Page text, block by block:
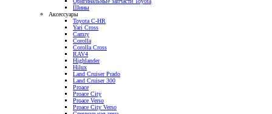
Шины
Аксессуары
Toyota C-HR
Yari Cross
Camry
Corolla
Corolla Cross
RAV4
Highlander
Hilux
Land Cruiser Prado
Land Cruiser 300
Proace
Proace City
Proace Verso
Proace City Verso